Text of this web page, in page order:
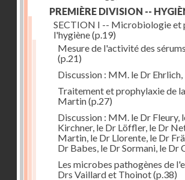
PREMIÈRE DIVISION --
SECTION I -- Microbiologie et
l'hygiène(p.19)
Mesure de l'activité des
(p.21)
Discussion : MM. le Dr
Traitement et prophylaxie de
Martin(p.27)
Discussion : MM. le Dr Fleury,
Kirchner, le Dr Löffler, le Dr
Martin, le Dr Llorente, le Dr
Dr Babes, le Dr Sormani, le Dr
Les microbes pathogènes de
Drs Vaillard et Thoinot(p.38)